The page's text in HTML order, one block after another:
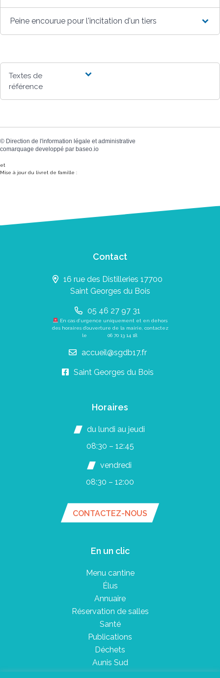
Peine encourue pour l'incitation d'un tiers
Textes de
référence
© Direction de l'information légale et administrative
comarquage developpé par baseo.io
et
Mise à jour du livret de famille :
Contact
16 rue des Distilleries 17700
Saint Georges du Bois
05 46 27 97 31
En cas d’urgence uniquement et en dehors
des horaires d’ouverture de la mairie, contactez
le 06 70 13 14 18
accueil@sgdb17.fr
Saint Georges du Bois
Horaires
du lundi au jeudi
08:30 – 12:45
vendredi
08:30 – 12:00
CONTACTEZ-NOUS
En un clic
Menu cantine
Élus
Annuaire
Réservation de salles
Santé
Publications
Déchets
Aunis Sud